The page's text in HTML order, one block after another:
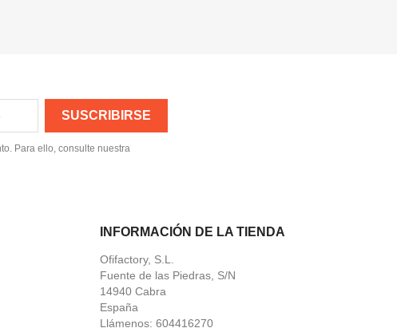
Para ello, consulte nuestra
INFORMACIÓN DE LA TIENDA
Ofifactory, S.L.
Fuente de las Piedras, S/N
14940 Cabra
España
Llámenos: 604416270